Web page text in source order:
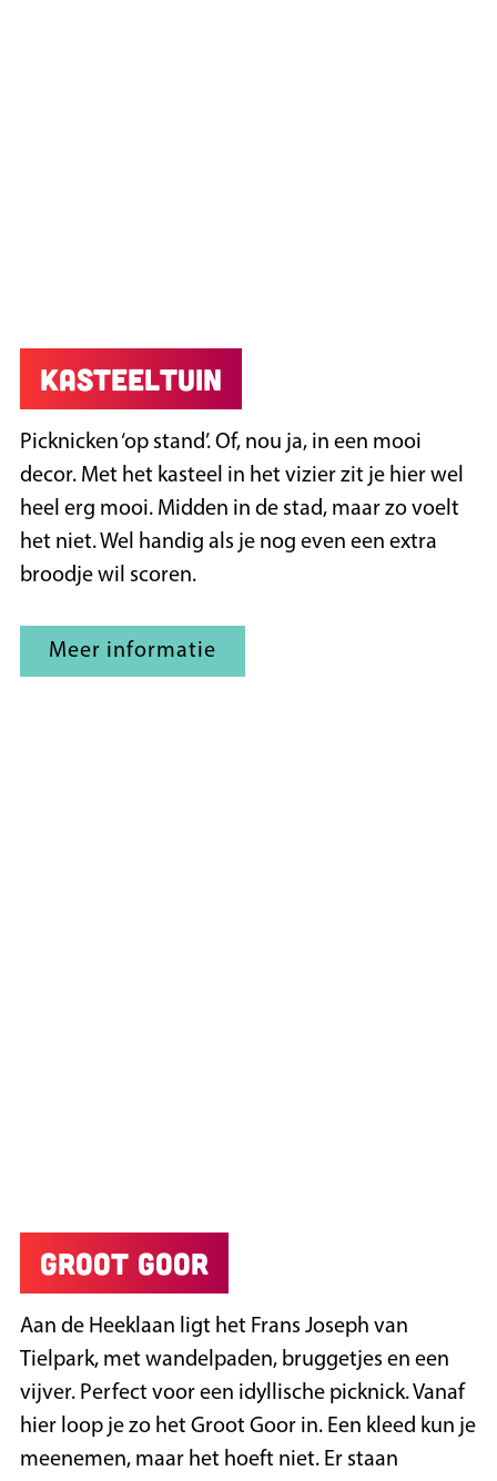
Kasteeltuin
Picknicken ‘op stand’. Of, nou ja, in een mooi
decor. Met het kasteel in het vizier zit je hier wel
heel erg mooi. Midden in de stad, maar zo voelt
het niet. Wel handig als je nog even een extra
broodje wil scoren.
Meer informatie
Groot Goor
Aan de Heeklaan ligt het Frans Joseph van
Tielpark, met wandelpaden, bruggetjes en een
vijver. Perfect voor een idyllische picknick. Vanaf
hier loop je zo het Groot Goor in. Een kleed kun je
meenemen, maar het hoeft niet. Er staan